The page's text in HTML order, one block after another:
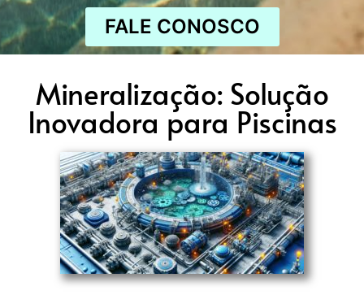
FALE CONOSCO
Mineralização: Solução
Inovadora para Piscinas